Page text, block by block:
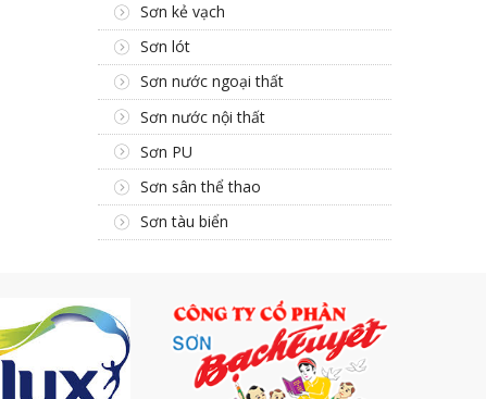
Sơn kẻ vạch
Sơn lót
Sơn nước ngoại thất
Sơn nước nội thất
Sơn PU
Sơn sân thể thao
Sơn tàu biển